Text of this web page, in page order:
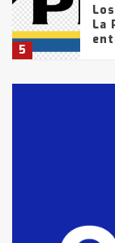
5
La